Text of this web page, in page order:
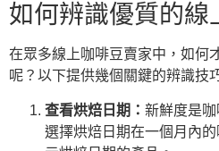
如何辨識優質的線
在眾多線上咖啡豆賣家中，如何
呢？以下提供幾個關鍵的辨識技
查看烘焙日期： 新鮮度是
選擇烘焙日期在一個月內